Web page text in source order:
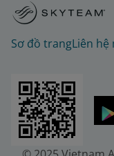
Sơ đồ trangLiên hệ